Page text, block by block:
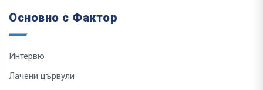
Основно с Фактор
Интервю
Лачени цървули